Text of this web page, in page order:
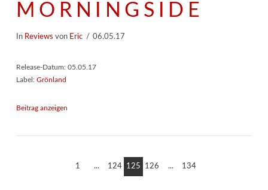
MORNINGSIDE
In Reviews von Eric 06.05.17
Release-Datum: 05.05.17
Label: Grönland
Beitrag anzeigen
1 ... 124 125 126 ... 134